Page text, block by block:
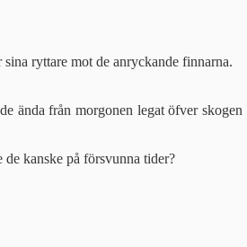
ryttare mot de anryckande finnarna.
ända från morgonen legat öfver
kanske på försvunna tider?